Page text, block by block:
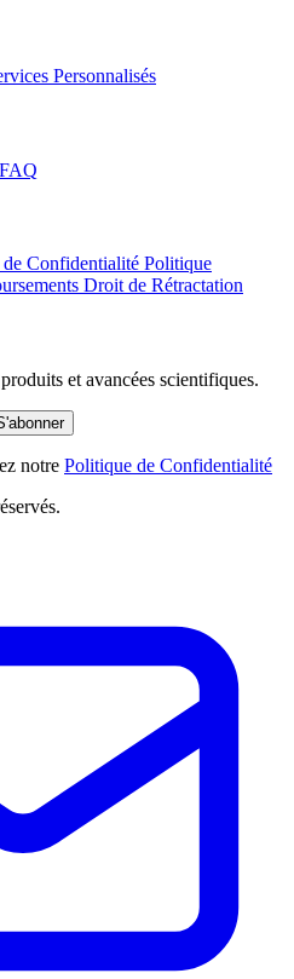
Personnalisés
FAQ
Confidentialité Politique
Droit de Rétractation
et avancées scientifiques.
notre Politique de Confidentialité